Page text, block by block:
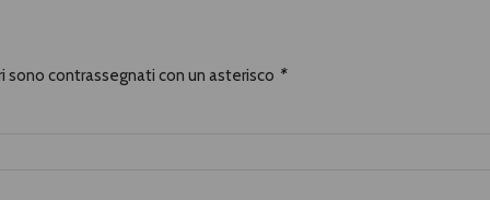
sono contrassegnati con un asterisco *